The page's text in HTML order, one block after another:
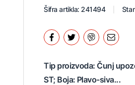
Šifra artikla: 241494
Tip proizvoda: Čunj
ST; Boja: Plavo-siva...